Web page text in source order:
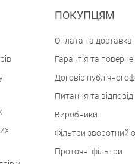
ПОКУПЦЯМ
Оплата та доставка
Гарантія та
Договір публічної
Питання та відповіді
Виробники
Фільтри зворотний
Проточні фільтри